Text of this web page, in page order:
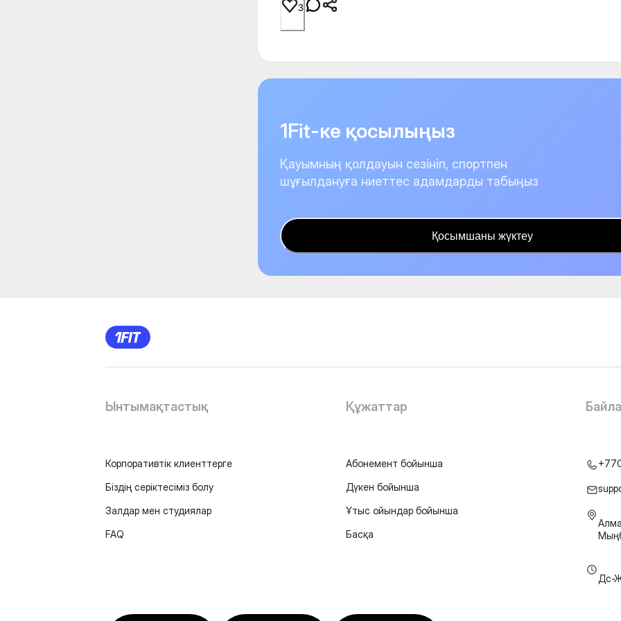
3
1Fit-ке қосылыңыз
Қауымның қолдауын сезініп, спортпен
шұғылдануға ниеттес адамдарды табыңыз
Қосымшаны жүктеу
Ынтымақтастық
Корпоративтік клиенттерге
Біздің серіктесіміз болу
Залдар мен студиялар
FAQ
Құжаттар
Абонемент бойынша
Дүкен бойынша
Ұтыс ойындар бойынша
Басқа
Дс-